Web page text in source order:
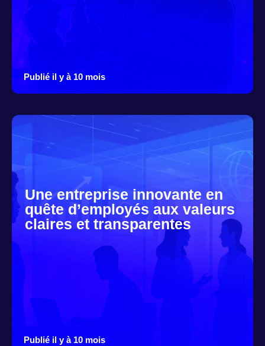
Publié il y à 10 mois
Une entreprise innovante en
quête d’employés aux valeurs
claires et transparentes
Publié il y à 10 mois